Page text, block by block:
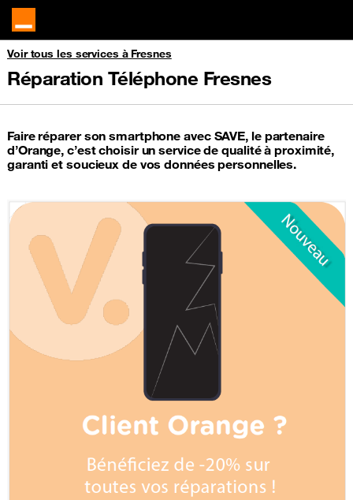
Voir tous les services à Fresnes
Réparation Téléphone Fresnes
Faire réparer son smartphone avec SAVE, le partenaire
d’Orange, c’est choisir un service de qualité à proximité,
garanti et soucieux de vos données personnelles.